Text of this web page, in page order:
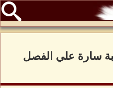
سارة علي الفصل